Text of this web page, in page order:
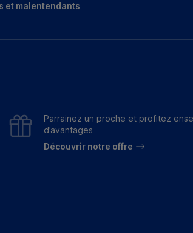
et malentendants
Parrainez un proche et profitez
d’avantages
Découvrir notre offre